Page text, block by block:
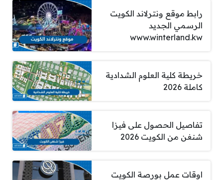
رابط موقع ونترلاند الكويت
الرسمي الجديد
www.winterland.kw
خريطة كلية العلوم الشدادية
كاملة 2026
تفاصيل الحصول على فيزا
شنغن من الكويت 2026
اوقات عمل بورصة الكويت